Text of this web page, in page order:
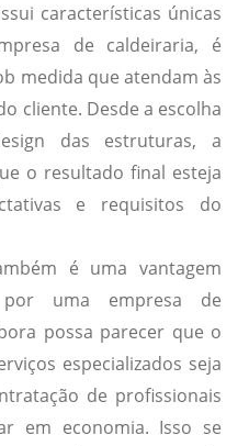
características únicas
de caldeiraria, é
medida que atendam às
cliente. Desde a escolha
das estruturas, a
o resultado final esteja
e requisitos do
é uma vantagem
uma empresa de
possa parecer que o
especializados seja
de profissionais
em economia. Isso se